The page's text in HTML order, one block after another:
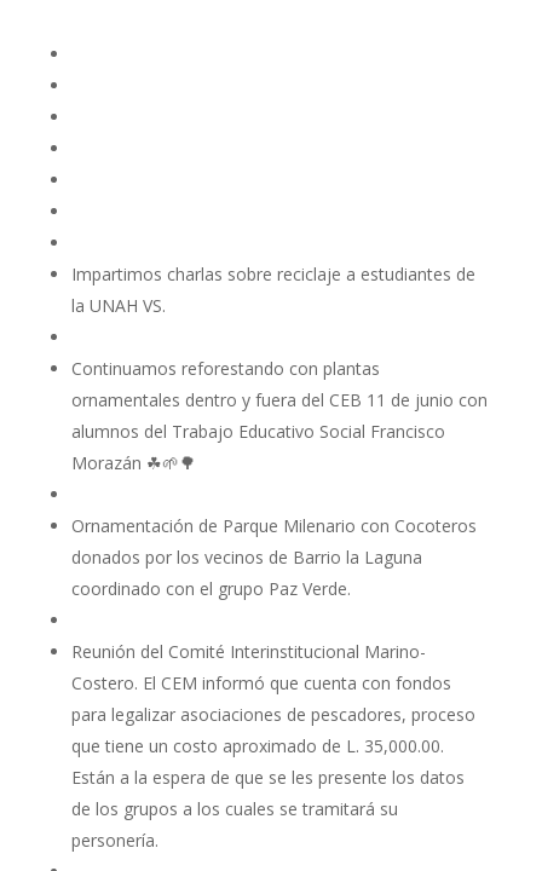
Impartimos charlas sobre reciclaje a estudiantes de
la UNAH VS.
Continuamos reforestando con plantas
ornamentales dentro y fuera del CEB 11 de junio con
alumnos del Trabajo Educativo Social Francisco
Morazán ☘🌱🌳
Ornamentación de Parque Milenario con Cocoteros
donados por los vecinos de Barrio la Laguna
coordinado con el grupo Paz Verde.
Reunión del Comité Interinstitucional Marino-
Costero. El CEM informó que cuenta con fondos
para legalizar asociaciones de pescadores, proceso
que tiene un costo aproximado de L. 35,000.00.
Están a la espera de que se les presente los datos
de los grupos a los cuales se tramitará su
personería.